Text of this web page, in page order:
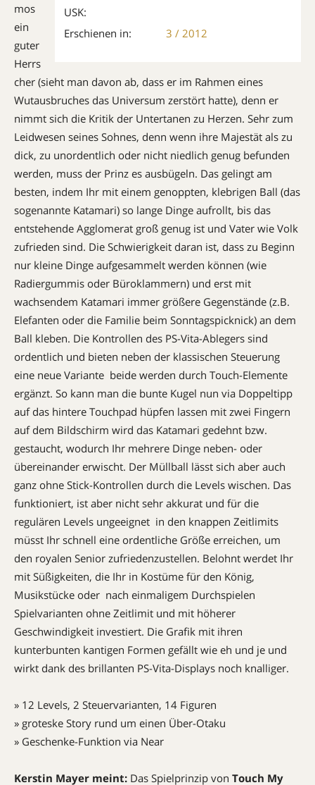
USK:
Erschienen in:
3 / 2012
mos
ein
guter
Herrs
cher (sieht man davon ab, dass er im Rahmen eines
Wutausbruches das Universum zerstört hatte), denn er
nimmt sich die Kritik der Untertanen zu Herzen. Sehr zum
Leidwesen seines Sohnes, denn wenn ihre Majestät als zu
dick, zu unordentlich oder nicht niedlich genug befunden
werden, muss der Prinz es ausbügeln. Das gelingt am
besten, indem Ihr mit einem genoppten, klebrigen Ball (das
sogenannte Katamari) so lange Dinge aufrollt, bis das
entstehende Agglomerat groß genug ist und Vater wie Volk
zufrieden sind. Die Schwierigkeit daran ist, dass zu Beginn
nur kleine Dinge aufgesammelt werden können (wie
Radiergummis oder Büroklammern) und erst mit
wachsendem Katamari immer größere Gegenstände (z.B.
Elefanten oder die Familie beim Sonntagspicknick) an dem
Ball kleben. Die Kontrollen des PS-Vita-Ablegers sind
ordentlich und bieten neben der klassischen Steuerung
eine neue Variante  beide werden durch Touch-Elemente
ergänzt. So kann man die bunte Kugel nun via Doppeltipp
auf das hintere Touchpad hüpfen lassen mit zwei Fingern
auf dem Bildschirm wird das Katamari gedehnt bzw.
gestaucht, wodurch Ihr mehrere Dinge neben- oder
übereinander erwischt. Der Müllball lässt sich aber auch
ganz ohne Stick-Kontrollen durch die Levels wischen. Das
funktioniert, ist aber nicht sehr akkurat und für die
regulären Levels ungeeignet  in den knappen Zeitlimits
müsst Ihr schnell eine ordentliche Größe erreichen, um
den royalen Senior zufriedenzustellen. Belohnt werdet Ihr
mit Süßigkeiten, die Ihr in Kostüme für den König,
Musikstücke oder  nach einmaligem Durchspielen 
Spielvarianten ohne Zeitlimit und mit höherer
Geschwindigkeit investiert. Die Grafik mit ihren
kunterbunten kantigen Formen gefällt wie eh und je und
wirkt dank des brillanten PS-Vita-Displays noch knalliger.
» 12 Levels, 2 Steuervarianten, 14 Figuren
» groteske Story rund um einen Über-Otaku
» Geschenke-Funktion via Near
Kerstin Mayer meint: Das Spielprinzip von Touch My